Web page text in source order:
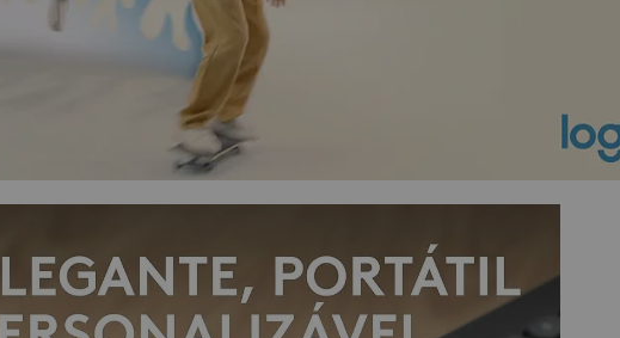
- Linux.
CONTEÚDO DA EMBALAGEM
- Pebble Keys 2 K380s.
- 2x Pilhas AA (pré-instaladas).
- Documentação do usuário.
- Garantia de 1 ano do fabricante.